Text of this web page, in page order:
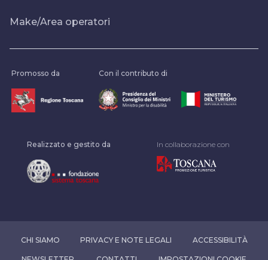
Make/Area operatori
Promosso da Con il contributo di
Realizzato e gestito da In collaborazione con
CHI SIAMO PRIVACY E NOTE LEGALI ACCESSIBILITÀ